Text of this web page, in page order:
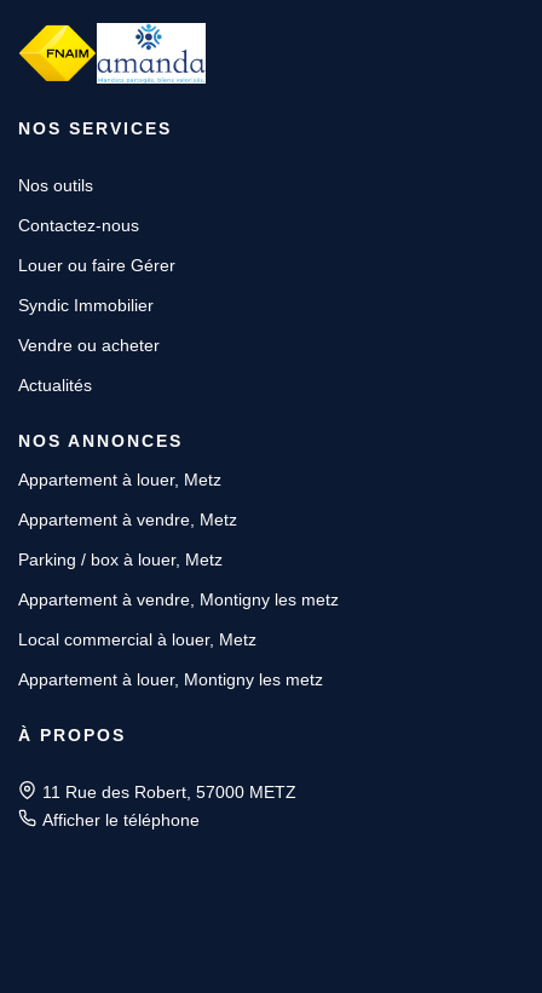
NOS SERVICES
Nos outils
Contactez-nous
Louer ou faire Gérer
Syndic Immobilier
Vendre ou acheter
Actualités
NOS ANNONCES
Appartement à louer, Metz
Appartement à vendre, Metz
Parking / box à louer, Metz
Appartement à vendre, Montigny les metz
Local commercial à louer, Metz
Appartement à louer, Montigny les metz
À PROPOS
11 Rue des Robert, 57000 METZ
Afficher le téléphone